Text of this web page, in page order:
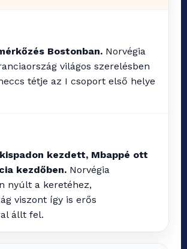
Bostonban. Norvégia
világos szerelésben
tétje az I csoport első helye
kezdett, Mbappé ott
kezdőben. Norvégia
nyúlt a keretéhez,
viszont így is erős
állt fel.